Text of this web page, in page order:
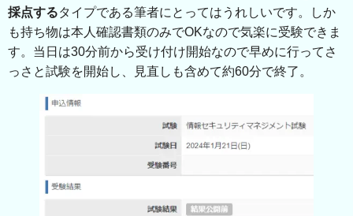
採点するタイプである筆者にとってはうれしいです。しか
も持ち物は本人確認書類のみでOKなので気楽に受験できま
す。当日は30分前から受け付け開始なので早めに行ってさ
っさと試験を開始し、見直しも含めて約60分で終了。